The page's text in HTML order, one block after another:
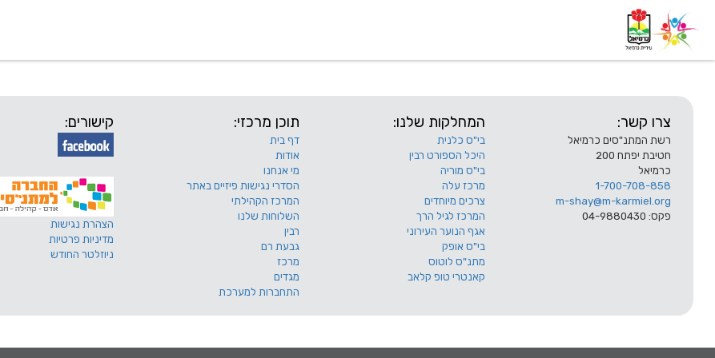
צרו קשר:
רשת המתנ"סים כרמיאל
חטיבת יפתח 200
כרמיאל
1-700-708-858
m-shay@m-karmiel.org
פקס: 04-9880430
המחלקות שלנו:
בי"ס כלנית
היכל הספורט רבין
בי"ס מוריה
מרכז עלה
צרכים מיוחדים
המרכז לגיל הרך
אגף הנוער העירוני
בי"ס אופק
מתנ"ס לוטוס
קאנטרי טופ קלאב
תוכן מרכזי:
דף בית
אודות
מי אנחנו
הסדרי נגישות פיזיים באתר
המרכז הקהילתי
השלוחות שלנו
רבין
גבעת רם
מרכז
מגדים
התחברות למערכת
קישורים:
הצהרת נגישות
מדיניות פרטיות
ניוזלטר החודש